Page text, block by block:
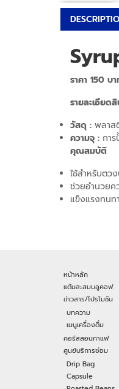
ราคา 150 บ
รายละเอียด
วัสดุ : พลาส
ความจุ : กา
คุณสมบัติ
ใช้สำหรับตว
ช่วยอำนวยค
แข็งแรงทนท
หน้าหลัก
แต้มสะสมบลูคอฟ
ข่าวสาร/โปรโมชัน
บทความ
เมนูเครื่องดื่ม
คอร์สสอนกาแฟ
ศูนย์บริการซ่อม
Drip Bag
Capsule